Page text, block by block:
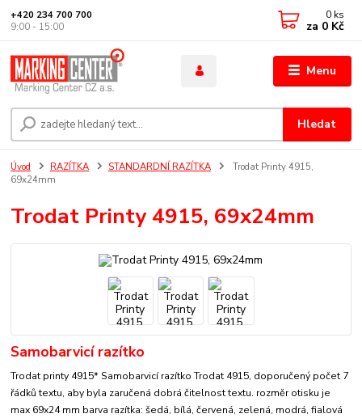
Menu
Hledat
+420 234 700 700
9:00 - 15:00
0 ks
za 0 Kč
Úvod RAZÍTKA STANDARDNÍ RAZÍTKA
Trodat Printy 4915,
69x24mm
Trodat Printy 4915, 69x24mm
Samobarvicí razítko
Trodat printy 4915* Samobarvicí razítko Trodat 4915, doporučený počet 7
řádků textu, aby byla zaručená dobrá čitelnost textu. rozměr otisku je
max 69x24 mm barva razítka: šedá, bílá, červená, zelená, modrá, fialová